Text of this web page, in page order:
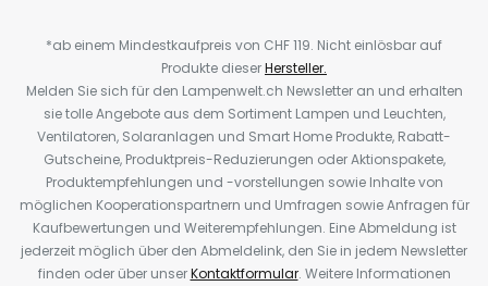
*ab einem Mindestkaufpreis von CHF 119. Nicht einlösbar auf
Produkte dieserHersteller.
Melden Sie sich für den Lampenwelt.ch Newsletter an und erhalten
sie tolle Angebote aus dem Sortiment Lampen und Leuchten,
Ventilatoren, Solaranlagen und Smart Home Produkte, Rabatt-
Gutscheine, Produktpreis-Reduzierungen oder Aktionspakete,
Produktempfehlungen und -vorstellungen sowie Inhalte von
möglichen Kooperationspartnern und Umfragen sowie Anfragen für
Kaufbewertungen und Weiterempfehlungen. Eine Abmeldung ist
jederzeit möglich über den Abmeldelink, den Sie in jedem Newsletter
finden oder über unserKontaktformular. Weitere Informationen